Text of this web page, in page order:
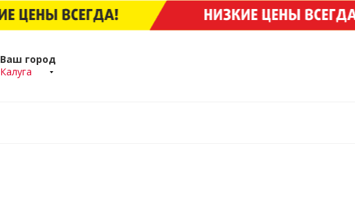
Ваш город
Калуга